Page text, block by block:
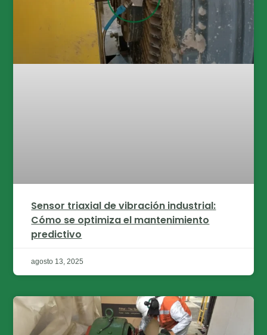
Sensor triaxial de vibración industrial:
Cómo se optimiza el mantenimiento
predictivo
agosto 13, 2025